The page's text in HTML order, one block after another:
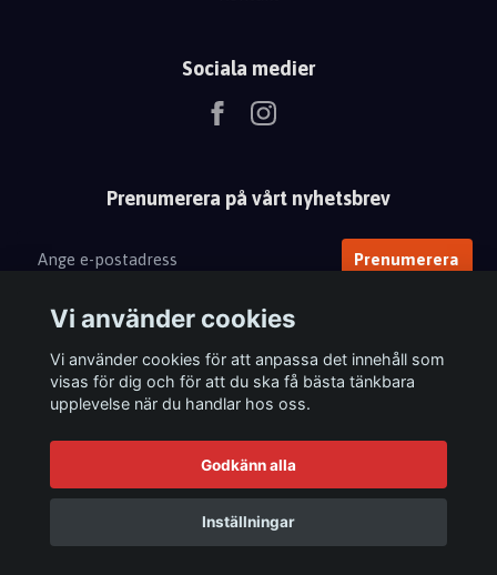
Sociala medier
Prenumerera på vårt nyhetsbrev
Prenumerera
© 2026 Femix
Vi använder cookies
Vi använder cookies för att anpassa det innehåll som
visas för dig och för att du ska få bästa tänkbara
upplevelse när du handlar hos oss.
Godkänn alla
Inställningar